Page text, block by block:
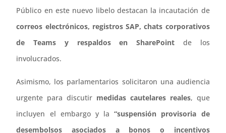
Público en este nuevo libelo destacan la incautación de
correos electrónicos, registros SAP, chats corporativos
de Teams y respaldos en SharePoint de los
involucrados.
Asimismo, los parlamentarios solicitaron una audiencia
urgente para discutir medidas cautelares reales, que
incluyen el embargo y la“suspensión provisoria de
desembolsos asociados a bonos o incentivos